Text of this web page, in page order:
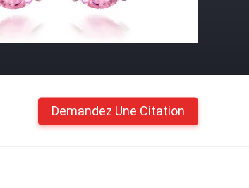
Demandez Une Citation